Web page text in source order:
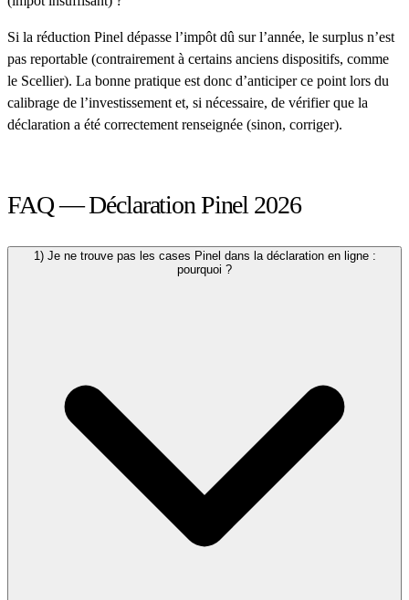
Si la réduction Pinel dépasse l’impôt dû sur l’année, le surplus n’est
pas reportable (contrairement à certains anciens dispositifs, comme
le Scellier). La bonne pratique est donc d’anticiper ce point lors du
calibrage de l’investissement et, si nécessaire, de vérifier que la
déclaration a été correctement renseignée (sinon, corriger).
FAQ — Déclaration Pinel 2026
1) Je ne trouve pas les cases Pinel dans la déclaration en ligne :
pourquoi ?